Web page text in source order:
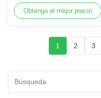
máquinas en el extranjero
Obtenga el mejor precio
1 2 3